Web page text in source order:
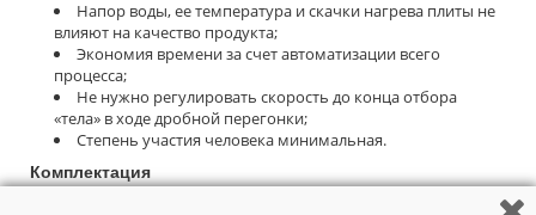
Напор воды, ее температура и скачки нагрева плиты не
влияют на качество продукта;
Экономия времени за счет автоматизации всего
процесса;
Не нужно регулировать скорость до конца отбора
«тела» в ходе дробной перегонки;
Степень участия человека минимальная.
Комплектация